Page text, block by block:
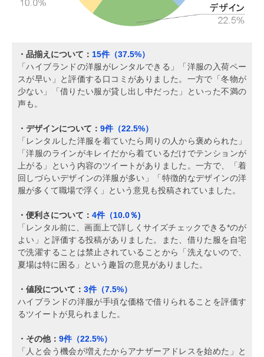
・品揃えについて： 15件（37.5%）
「ハイブランドの洋服がレンタルできる」「洋服の入荷ペー
スが早い」と評価する口コミがありました。一方で「冬物が
少ない」「借りたい服が貸し出し中だった」といった不満の
声も。
・デザインについて： 9件（22.5%）
「レンタルした洋服を着ていたら周りの人から褒められた」
「洋服のラインがキレイだから着ているだけでテンションが
上がる」という内容のツイートがありました。一方で、「着
回しづらいデザインの洋服が多い」「特徴的なデザインの洋
服が多くて職場で浮く」という意見も投稿されていました。
・便利さについて： 4件（10.0％)
「レンタル前に、画面上で詳しくサイズチェックできる*のが
よい」と評価する投稿がありました。また、借りた服を自宅
で洗濯することは禁止されていることから「洗えないので、
夏場は特に困る」という趣旨の意見がありました。
・値段について： 3件（7.5%）
ハイブランドの洋服が手頃な価格で借りられることを評価す
るツイートが見られました。
・その他： 9件（22.5%）
「人と会う機会が増えたからアナザーアドレスを始めた」と